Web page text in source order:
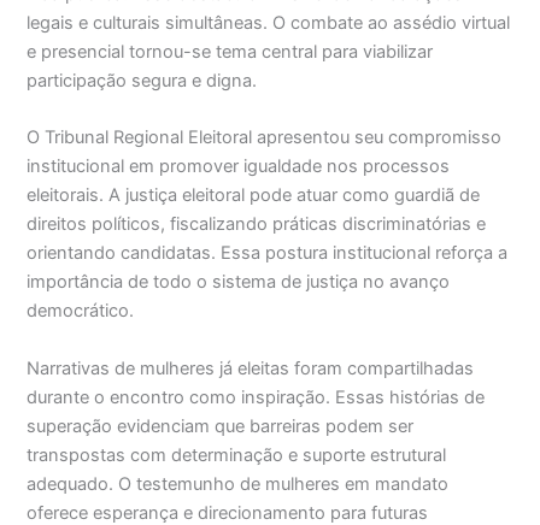
legais e culturais simultâneas. O combate ao assédio virtual
e presencial tornou-se tema central para viabilizar
participação segura e digna.
O Tribunal Regional Eleitoral apresentou seu compromisso
institucional em promover igualdade nos processos
eleitorais. A justiça eleitoral pode atuar como guardiã de
direitos políticos, fiscalizando práticas discriminatórias e
orientando candidatas. Essa postura institucional reforça a
importância de todo o sistema de justiça no avanço
democrático.
Narrativas de mulheres já eleitas foram compartilhadas
durante o encontro como inspiração. Essas histórias de
superação evidenciam que barreiras podem ser
transpostas com determinação e suporte estrutural
adequado. O testemunho de mulheres em mandato
oferece esperança e direcionamento para futuras